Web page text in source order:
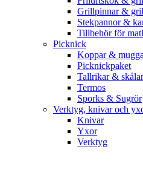
Grillpinnar &
Stekpannor &
Tillbehör för
Picknick
Koppar &
Picknickpaket
Tallrikar & skålar
Termos
Sporks & Sugrör
Verktyg, knivar och
Knivar
Yxor
Verktyg